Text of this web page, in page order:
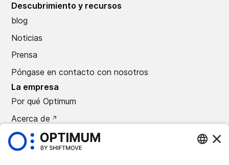
Descubrimiento y recursos
blog
Noticias
Prensa
Póngase en contacto con nosotros
La empresa
Por qué Optimum
Acerca de
Carreras
Prensa